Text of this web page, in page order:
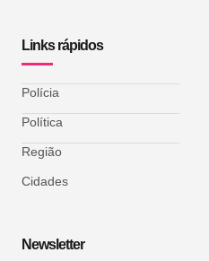
Links rápidos
Polícia
Política
Região
Cidades
Newsletter